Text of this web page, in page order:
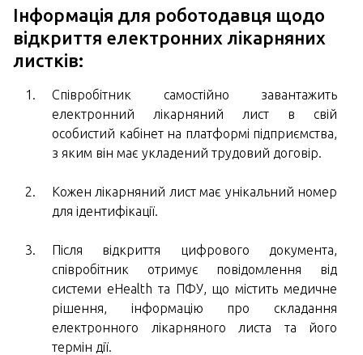
Інформація для роботодавця щодо
відкриття електронних лікарняних
листків:
Співробітник самостійно завантажить
електронний лікарняний лист в свій
особистий кабінет на платформі підприємства,
з яким він має укладений трудовий договір.
Кожен лікарняний лист має унікальний номер
для ідентифікації.
Після відкриття цифрового документа,
співробітник отримує повідомлення від
системи eHealth та ПФУ, що містить медичне
рішення, інформацію про складання
електронного лікарняного листа та його
термін дії.